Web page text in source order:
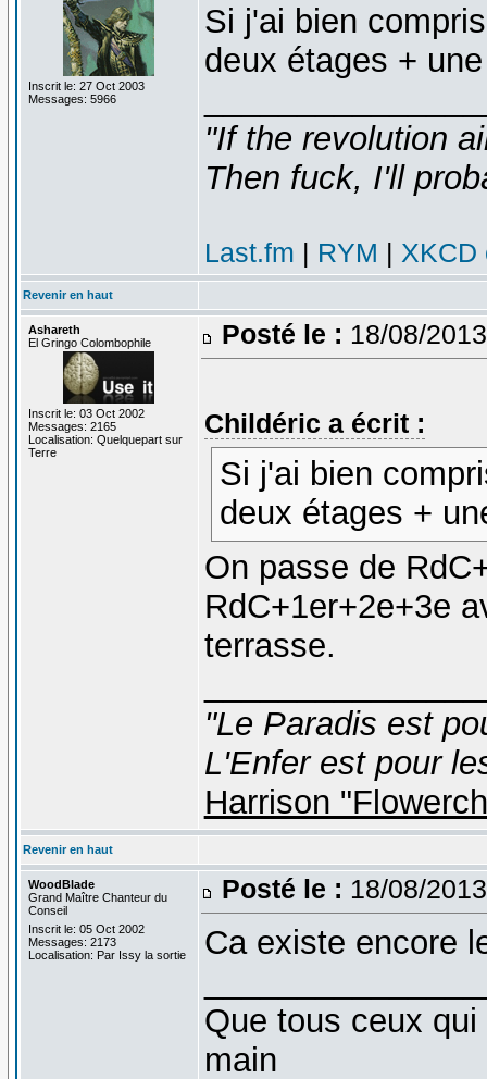
Inscrit le: 27 Oct 2003
Messages: 5966
Si j'ai bien
deux étages +
"If the revolution
Then fuck, I'll
Last.fm | RYM | XKCD
Revenir en haut
Ashareth
El Gringo Colombophile
Inscrit le: 03 Oct 2002
Messages: 2165
Localisation: Quelquepart sur
Terre
Posté le : 18/08/
Childéric a écrit :
Si j'ai bien
deux étages +
On passe de
RdC+1er+2e+3e
terrasse.
"Le Paradis est
L'Enfer est pour
Harrison
Revenir en haut
WoodBlade
Grand Maître Chanteur du
Conseil
Inscrit le: 05 Oct 2002
Messages: 2173
Localisation: Par Issy la sortie
Posté le : 18/08/
Ca existe encore
Que tous ceux
main